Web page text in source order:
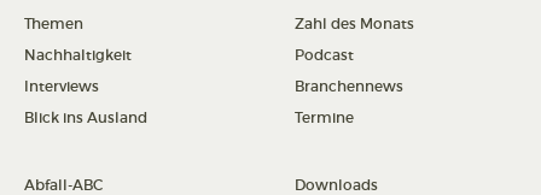
Themen
Nachhaltigkeit
Interviews
Blick ins Ausland
Zahl des Monats
Podcast
Branchennews
Termine
Abfall-ABC
Downloads